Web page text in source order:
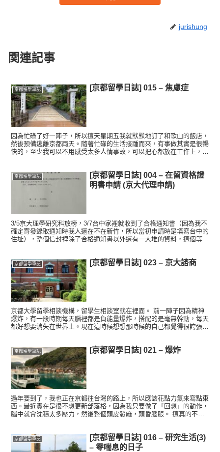
jurishung
関連記事
京都留學筆記 [京都留學日誌] 015 – 焦慮症
因為忙碌了好一陣子，所以這天星期五我就默默地訂了和歌山的飯店，
然後預備逃離京都兩天。隨著忙碌的生活接踵而來，有事做其實是很暢
快的，至少我可以不用感受太多人情事故，可以把心都放在工作上，但
京都留學筆記
[京都留學日誌] 004 – 在留資格證
明書申請 (京大代理申請)
3/5京大理學研究科放榜，3/7台中家裡就收到了合格通知書（因為我不
確定寄發錄取通知時我人還在不在新竹，所以當初申請時是填寫台中的
住址），整個信封裡除了合格通知書以外還有一大堆的資料，這個等一
京都留學筆記 [京都留學日誌] 023 – 京大諮商
京都大學留學相談機構，留學生相談室就在裡面。 前一陣子因為精神
爆炸，有一段時期每天腦裡都是負能量爆炸，搭配的是毫無幹勁，每天
都好想要消失在世界上。現在這時候想想那時候的自己都覺得很誇張，
京都留學筆記 [京都留學日誌] 021 – 爆炸
過年要到了，我也正在京都往台灣的路上，所以應該花點力氣來寫點東
西。最近實在是很不想更新部落格，因為我只要做了「回想」的動作，
腦中就會沈積太多壓力，然後整個頭皮發麻，頭昏腦脹。 這真的不是
京都留學筆記
[京都留學日誌] 016 – 研究生活(3)
– 零喘息的日子